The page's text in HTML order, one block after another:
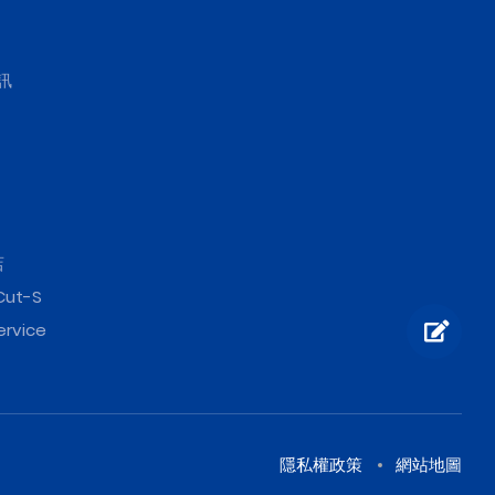
S
隱私權政策 網站地圖